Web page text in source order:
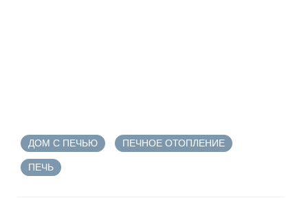
ДОМ С ПЕЧЬЮ ПЕЧНОЕ ОТОПЛЕНИЕ
ПЕЧЬ